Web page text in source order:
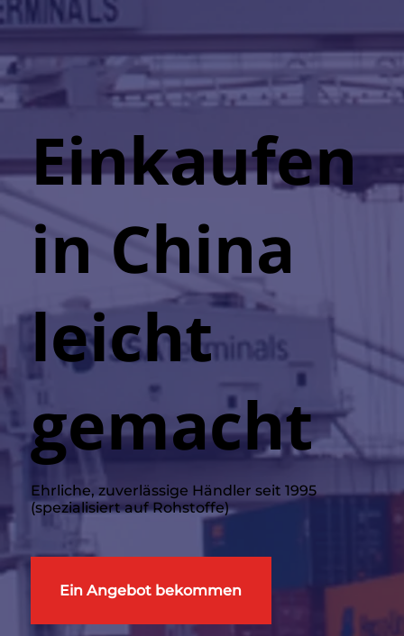
Einkaufen
in China
leicht
gemacht
Ehrliche, zuverlässige Händler seit 1995
(spezialisiert auf Rohstoffe)
Ein Angebot bekommen